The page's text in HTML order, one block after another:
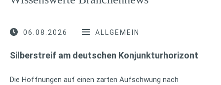
06.08.2026 ALLGEMEIN
Silberstreif am deutschen Konjunkturhorizont
Die Hoffnungen auf einen zarten Aufschwung nach